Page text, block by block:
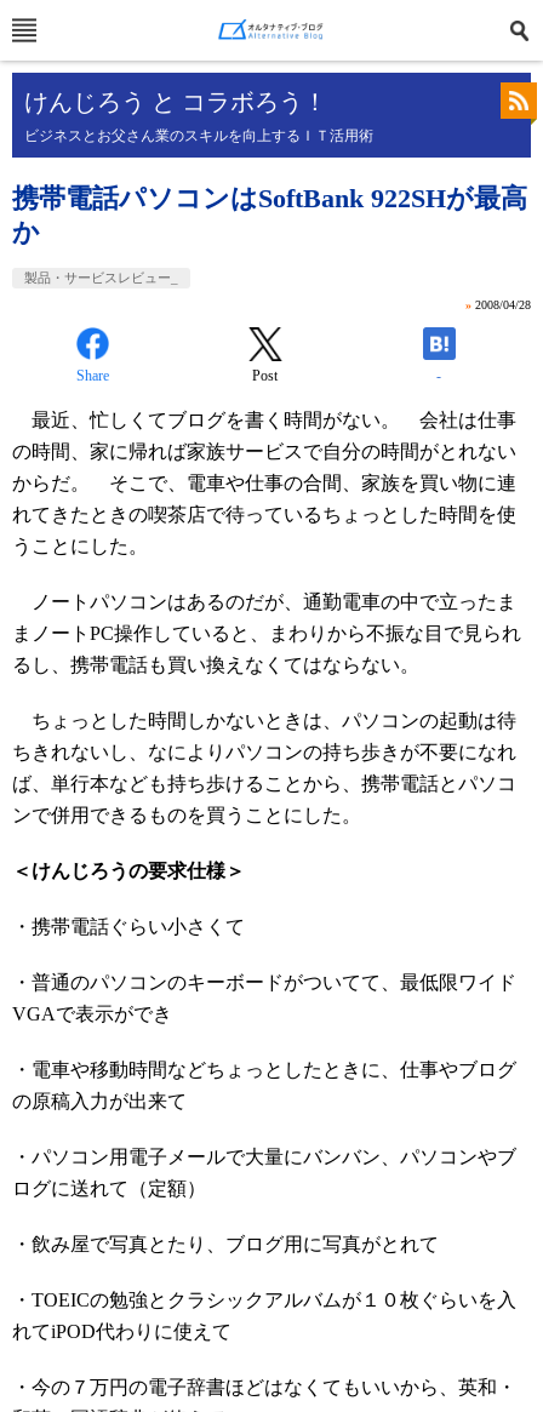
けんじろう と コラボろう！
ビジネスとお父さん業のスキルを向上するＩＴ活用術
携帯電話パソコンはSoftBank 922SHが最高
か
製品・サービスレビュー_
» 2008/04/28
Share Post -
最近、忙しくてブログを書く時間がない。 会社は仕事
の時間、家に帰れば家族サービスで自分の時間がとれない
からだ。 そこで、電車や仕事の合間、家族を買い物に連
れてきたときの喫茶店で待っているちょっとした時間を使
うことにした。
ノートパソコンはあるのだが、通勤電車の中で立ったま
まノートPC操作していると、まわりから不振な目で見られ
るし、携帯電話も買い換えなくてはならない。
ちょっとした時間しかないときは、パソコンの起動は待
ちきれないし、なによりパソコンの持ち歩きが不要になれ
ば、単行本なども持ち歩けることから、携帯電話とパソコ
ンで併用できるものを買うことにした。
＜けんじろうの要求仕様＞
・携帯電話ぐらい小さくて
・普通のパソコンのキーボードがついてて、最低限ワイド
VGAで表示ができ
・電車や移動時間などちょっとしたときに、仕事やブログ
の原稿入力が出来て
・パソコン用電子メールで大量にバンバン、パソコンやブ
ログに送れて（定額）
・飲み屋で写真とたり、ブログ用に写真がとれて
・TOEICの勉強とクラシックアルバムが１０枚ぐらいを入
れてiPOD代わりに使えて
・今の７万円の電子辞書ほどはなくてもいいから、英和・